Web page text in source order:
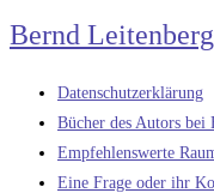
Zum
Inhalt
springen
Bernd
Datenschutzerklärung
Bücher des Autors bei
Empfehlenswerte
Eine Frage oder ihr